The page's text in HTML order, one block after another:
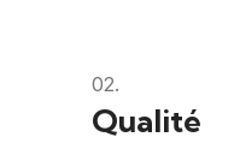
02.
Qualité